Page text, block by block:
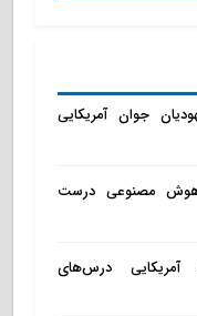
جوان آمریکایی
هوش مصنوعی درست
درس‌های